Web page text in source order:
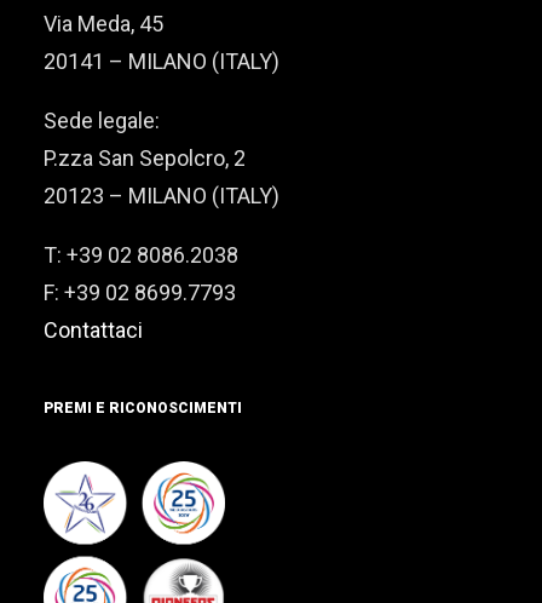
Via Meda, 45
20141 – MILANO (ITALY)
Sede legale:
P.zza San Sepolcro, 2
20123 – MILANO (ITALY)
T: +39 02 8086.2038
F: +39 02 8699.7793
Contattaci
PREMI E RICONOSCIMENTI